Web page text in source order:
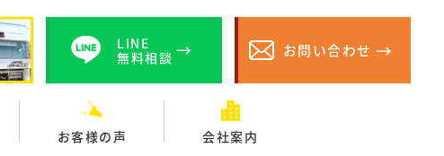
LINE
無料相談
お問い合わせ
お客様の声 会社案内